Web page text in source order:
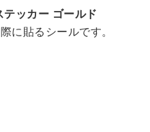
ッカー ゴールド
に貼るシールです。